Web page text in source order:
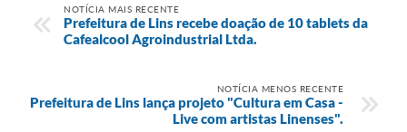
NOTÍCIA MAIS RECENTE
Prefeitura de Lins recebe doação de 10 tablets da
Cafealcool Agroindustrial Ltda.
NOTÍCIA MENOS RECENTE
Prefeitura de Lins lança projeto "Cultura em Casa -
Live com artistas Linenses".